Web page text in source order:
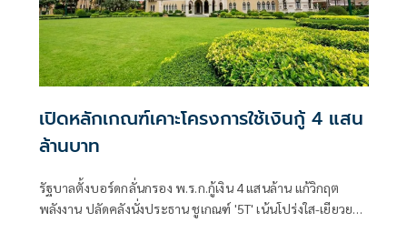
เปิดหลักเกณฑ์เคาะโครงการใช้เงินกู้ 4 แสน
ล้านบาท
รัฐบาลตั้งบอร์ดกลั่นกรอง พ.ร.ก.กู้เงิน 4 แสนล้าน แก้วิกฤต
พลังงาน ปลัดคลังนั่งประธาน ชูเกณฑ์ '5T' เน้นโปร่งใส-เยียวยา